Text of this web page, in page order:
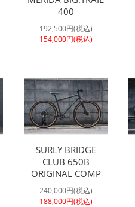
400
192,500円(税込)
154,000円(税込)
SURLY BRIDGE
CLUB 650B
ORIGINAL COMP
240,000円(税込)
188,000円(税込)